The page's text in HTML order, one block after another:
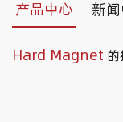
产品中心 新
Hard Magnet